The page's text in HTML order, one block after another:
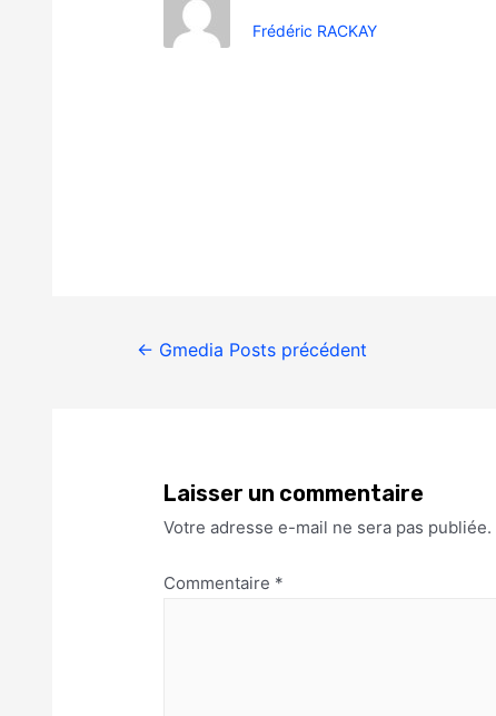
Frédéric RACKAY
← Gmedia Posts précédent
Laisser un commentaire
Votre adresse e-mail ne sera pas publiée.
Commentaire *